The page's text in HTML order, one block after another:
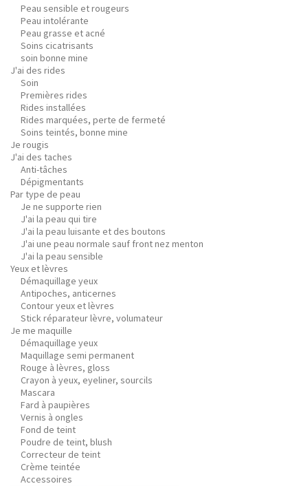
Peau sensible et rougeurs
Peau intolérante
Peau grasse et acné
Soins cicatrisants
soin bonne mine
J'ai des rides
Soin
Premières rides
Rides installées
Rides marquées, perte de fermeté
Soins teintés, bonne mine
Je rougis
J'ai des taches
Anti-tâches
Dépigmentants
Par type de peau
Je ne supporte rien
J'ai la peau qui tire
J'ai la peau luisante et des boutons
J'ai une peau normale sauf front nez menton
J'ai la peau sensible
Yeux et lèvres
Démaquillage yeux
Antipoches, anticernes
Contour yeux et lèvres
Stick réparateur lèvre, volumateur
Je me maquille
Démaquillage yeux
Maquillage semi permanent
Rouge à lèvres, gloss
Crayon à yeux, eyeliner, sourcils
Mascara
Fard à paupières
Vernis à ongles
Fond de teint
Poudre de teint, blush
Correcteur de teint
Crème teintée
Accessoires